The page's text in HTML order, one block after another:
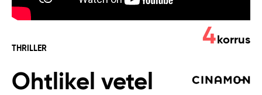
THRILLER
Ohtlikel vetel
4 korrus